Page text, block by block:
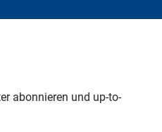
abonnieren und up-to-